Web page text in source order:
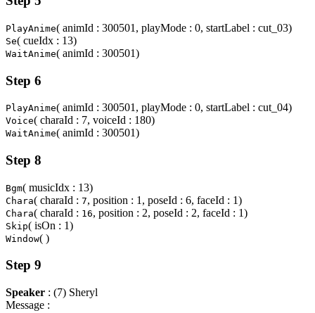
PlayAnime( animId : 300501, playMode : 0, startLabel : cut_03)
Se( cueIdx : 13)
WaitAnime( animId : 300501)
Step 6
PlayAnime( animId : 300501, playMode : 0, startLabel : cut_04)
Voice( charaId : 7, voiceId : 180)
WaitAnime( animId : 300501)
Step 8
Bgm( musicIdx : 13)
Chara( charaId : 7, position : 1, poseId : 6, faceId : 1)
Chara( charaId : 16, position : 2, poseId : 2, faceId : 1)
Skip( isOn : 1)
Window( )
Step 9
Speaker : (7) Sheryl
Message :